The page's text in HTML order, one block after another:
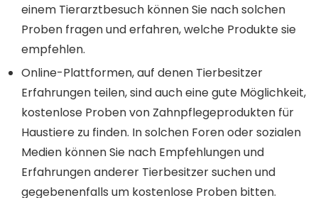
einem Tierarztbesuch können Sie nach solchen
Proben fragen und erfahren, welche Produkte sie
empfehlen.
Online-Plattformen, auf denen Tierbesitzer
Erfahrungen teilen, sind auch eine gute Möglichkeit,
kostenlose Proben von Zahnpflegeprodukten für
Haustiere zu finden. In solchen Foren oder sozialen
Medien können Sie nach Empfehlungen und
Erfahrungen anderer Tierbesitzer suchen und
gegebenenfalls um kostenlose Proben bitten.